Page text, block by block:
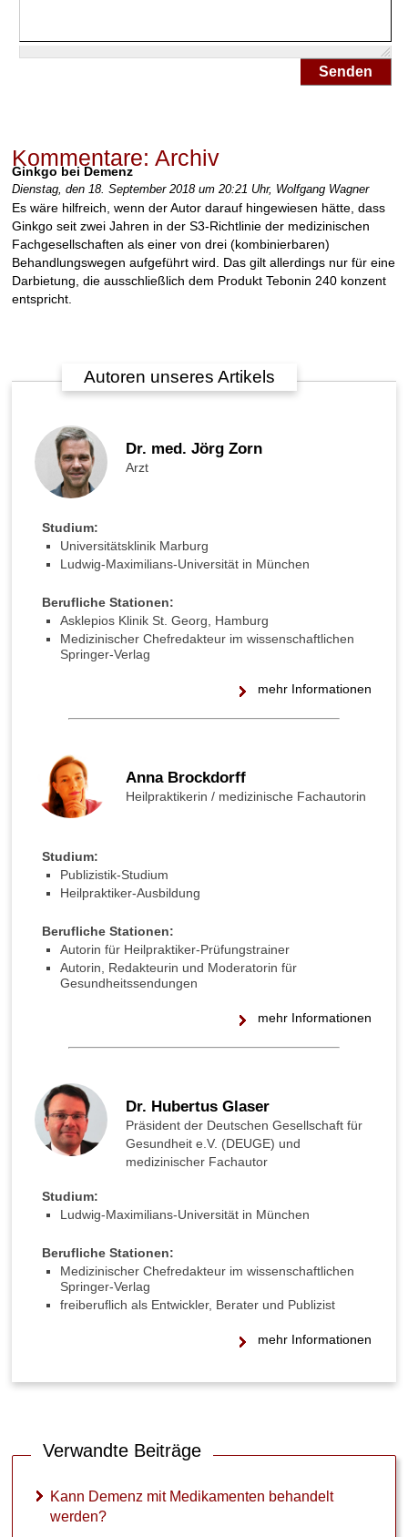
Senden
Kommentare: Archiv
Ginkgo bei Demenz
Dienstag, den 18. September 2018 um 20:21 Uhr, Wolfgang Wagner
Es wäre hilfreich, wenn der Autor darauf hingewiesen hätte, dass
Ginkgo seit zwei Jahren in der S3-Richtlinie der medizinischen
Fachgesellschaften als einer von drei (kombinierbaren)
Behandlungswegen aufgeführt wird. Das gilt allerdings nur für eine
Darbietung, die ausschließlich dem Produkt Tebonin 240 konzent
entspricht.
Autoren unseres Artikels
Dr. med. Jörg Zorn
Arzt
Studium:
Universitätsklinik Marburg
Ludwig-Maximilians-Universität in München
Berufliche Stationen:
Asklepios Klinik St. Georg, Hamburg
Medizinischer Chefredakteur im wissenschaftlichen
Springer-Verlag
mehr Informationen
Anna Brockdorff
Heilpraktikerin / medizinische Fachautorin
Studium:
Publizistik-Studium
Heilpraktiker-Ausbildung
Berufliche Stationen:
Autorin für Heilpraktiker-Prüfungstrainer
Autorin, Redakteurin und Moderatorin für
Gesundheitssendungen
mehr Informationen
Dr. Hubertus Glaser
Präsident der Deutschen Gesellschaft für
Gesundheit e.V. (DEUGE) und
medizinischer Fachautor
Studium:
Ludwig-Maximilians-Universität in München
Berufliche Stationen:
Medizinischer Chefredakteur im wissenschaftlichen
Springer-Verlag
freiberuflich als Entwickler, Berater und Publizist
mehr Informationen
Verwandte Beiträge
Kann Demenz mit Medikamenten behandelt
werden?